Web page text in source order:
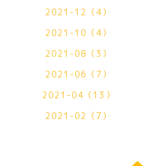
2021-12（4）
2021-10（4）
2021-08（3）
2021-06（7）
2021-04（13）
2021-02（7）